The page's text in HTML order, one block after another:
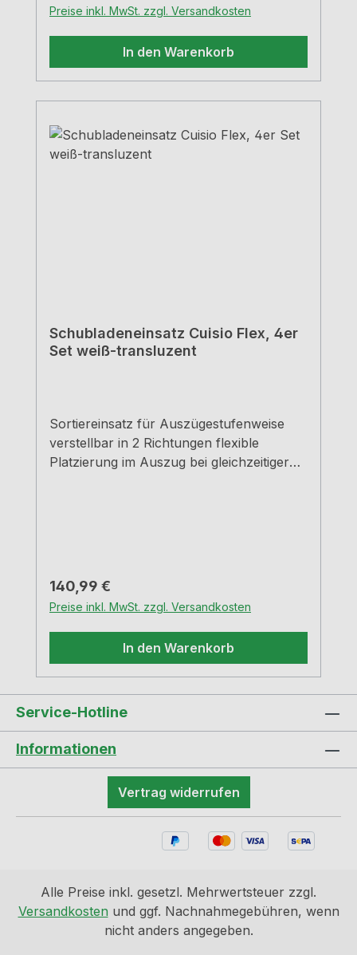
Preise inkl. MwSt. zzgl. Versandkosten
In den Warenkorb
Schubladeneinsatz Cuisio Flex, 4er
Set weiß-transluzent
Sortiereinsatz für Auszügestufenweise
verstellbar in 2 Richtungen flexible
Platzierung im Auszug bei gleichzeitiger
gedeckt farbig weiß Mittelteil weiß-
transluzent Schrankbreite:
breitenunabhängig
Regulärer Preis:
140,99 €
Preise inkl. MwSt. zzgl. Versandkosten
In den Warenkorb
Service-Hotline
Informationen
Vertrag widerrufen
Alle Preise inkl. gesetzl. Mehrwertsteuer zzgl.
Versandkosten und ggf. Nachnahmegebühren, wenn
nicht anders angegeben.